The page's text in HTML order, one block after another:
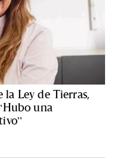
la Ley de Tierras,
una